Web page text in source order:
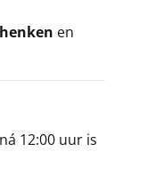
en
12:00 uur is